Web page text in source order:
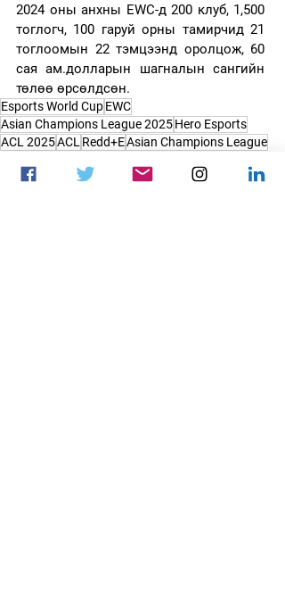
2024 оны анхны EWC-д 200 клуб, 1,500
тоглогч, 100 гаруй орны тамирчид 21
тоглоомын 22 тэмцээнд оролцож, 60
сая ам.долларын шагналын сангийн
төлөө өрсөлдсөн.
Esports World CupEWC
Asian Champions League 2025Hero Esports
ACL 2025ACL Redd+EAsian Champions League
Мэдээ